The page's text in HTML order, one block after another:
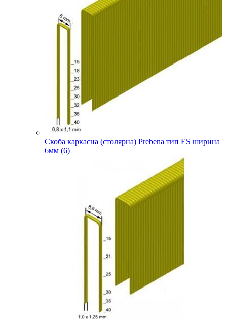
Скоба каркасна (столярна) Prebena тип ES ширина
6мм (6)